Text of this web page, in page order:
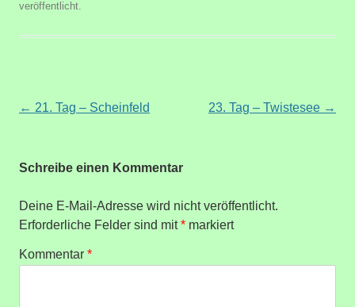
veröffentlicht.
Beitragsnavigation
← 21. Tag – Scheinfeld 23. Tag – Twistesee →
Schreibe einen Kommentar
Deine E-Mail-Adresse wird nicht veröffentlicht.
Erforderliche Felder sind mit* markiert
Kommentar *